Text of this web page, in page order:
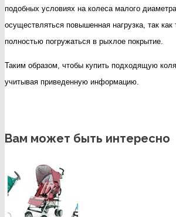
подобных условиях на колеса малого
осуществляться повышенная нагрузка, так как
полностью погружаться в рыхлое покрытие.
Таким образом, чтобы купить подходящую
учитывая приведенную информацию.
Вам может быть интересно